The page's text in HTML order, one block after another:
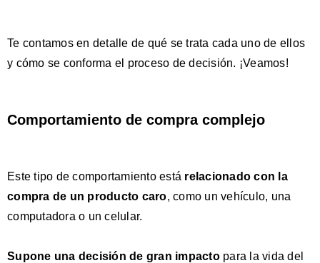
Te contamos en detalle de qué se trata cada uno de ellos
y cómo se conforma el proceso de decisión. ¡Veamos!
Comportamiento de compra complejo
Este tipo de comportamiento está relacionado con la
compra de un producto caro, como un vehículo, una
computadora o un celular.
Supone una decisión de gran impacto para la vida del